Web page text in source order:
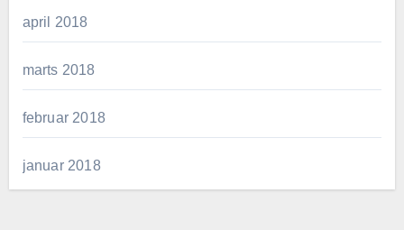
april 2018
marts 2018
februar 2018
januar 2018